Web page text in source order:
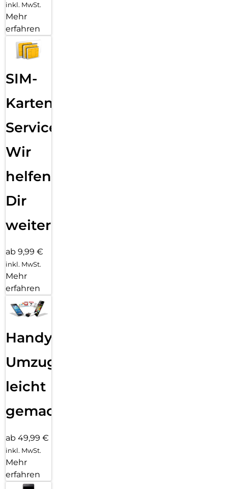
inkl. MwSt.
Mehr
erfahren
SIM-
Karten
Service:
Wir
helfen
Dir
weiter
ab 9,99 €
inkl. MwSt.
Mehr
erfahren
Handy
Umzug
leicht
gemacht!
ab 49,99 €
inkl. MwSt.
Mehr
erfahren